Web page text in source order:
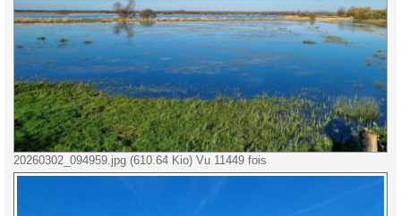
20260302_094959.jpg (610.64 Kio) Vu 11449 fois